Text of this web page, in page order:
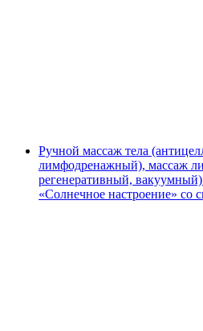
Ручной массаж тела
лимфодренажный), массаж
регенеративный,
«Солнечное настроение» со